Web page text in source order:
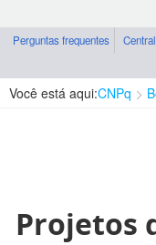
Perguntas frequentes
Você está aqui:CNPq
Projetos